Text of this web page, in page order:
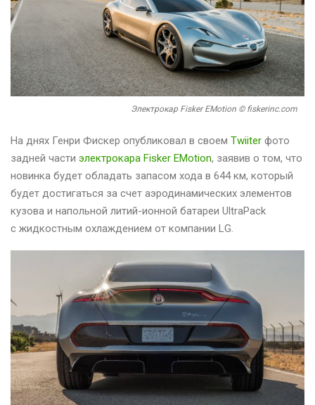
Электрокар Fisker EMotion © fiskerinc.com
На днях Генри Фискер опубликовал в своем Twiiter фото
задней части электрокара Fisker EMotion, заявив о том, что
новинка будет обладать запасом хода в 644 км, который
будет достигаться за счет аэродинамических элементов
кузова и напольной литий-ионной батареи UltraPack
с жидкостным охлаждением от компании LG.